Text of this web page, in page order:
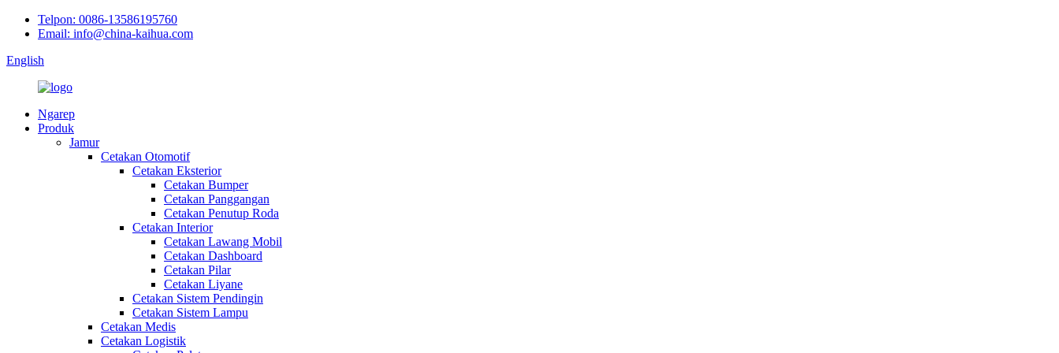
Telpon: 0086-13586195760
Email: info@china-kaihua.com
English
Ngarep
Produk
Jamur
Cetakan Otomotif
Cetakan Eksterior
Cetakan Bumper
Cetakan Panggangan
Cetakan Penutup Roda
Cetakan Interior
Cetakan Lawang Mobil
Cetakan Dashboard
Cetakan Pilar
Cetakan Liyane
Cetakan Sistem Pendingin
Cetakan Sistem Lampu
Cetakan Medis
Cetakan Logistik